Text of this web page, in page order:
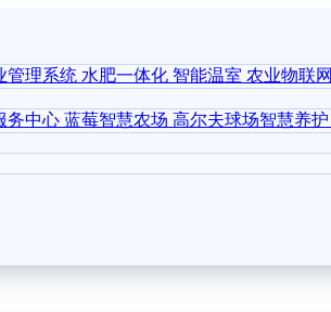
管理系统 水肥一体化 智能温室 农业物联网
务中心 蓝莓智慧农场 高尔夫球场智慧养护